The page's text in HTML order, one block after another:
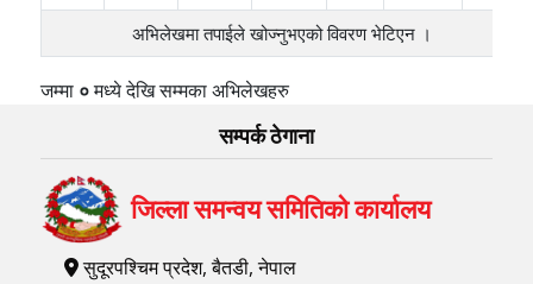
अभिलेखमा तपाईले खोज्‍नुभएको विवरण भेटिएन ।
जम्मा ०मध्येदेखिसम्मका अभिलेखहरु
सम्पर्क ठेगाना
जिल्ला समन्वय समितिको कार्यालय
सुदूरपश्चिम प्रदेश, बैतडी, नेपाल